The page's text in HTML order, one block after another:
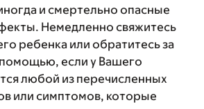
и смертельно опасные
Немедленно свяжитесь
ребенка или обратитесь за
если у Вашего
любой из перечисленных
или симптомов, которые